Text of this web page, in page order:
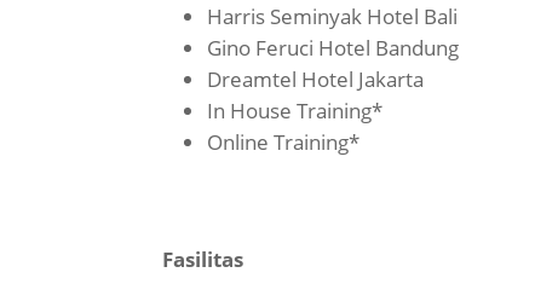
Harris Seminyak Hotel Bali
Gino Feruci Hotel Bandung
Dreamtel Hotel Jakarta
In House Training*
Online Training*
Fasilitas